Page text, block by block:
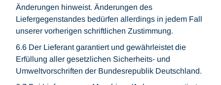
Änderungen hinweist. Änderungen des
Liefergegenstandes bedürfen allerdings in jedem Fall
unserer vorherigen schriftlichen Zustimmung.
6.6 Der Lieferant garantiert und gewährleistet die
Erfüllung aller gesetzlichen Sicherheits- und
Umweltvorschriften der Bundesrepublik Deutschland.